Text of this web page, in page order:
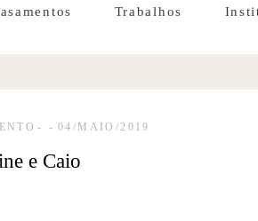
Trabalhos
04/MAIO/2019
e Caio